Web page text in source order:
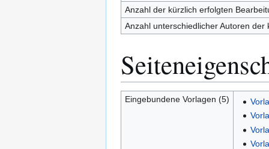
Anzahl der kürzlich erfolgten
Anzahl unterschiedlicher Autoren
Eingebundene Vorlagen (5)